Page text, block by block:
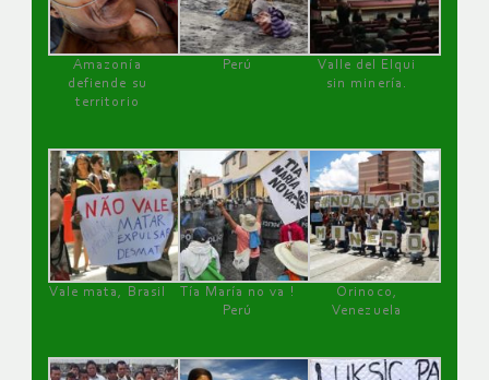
Amazonía
defiende su
territorio
Perú
Valle del Elqui
sin minería.
Vale mata, Brasil
Tía María no va !
Perú
Orinoco,
Venezuela